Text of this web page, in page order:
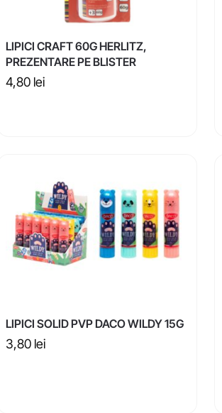
LIPICI CRAFT 60G HERLITZ,
PREZENTARE PE BLISTER
4,80 lei
LIPICI SOLID PVP DACO WILDY 15G
3,80 lei